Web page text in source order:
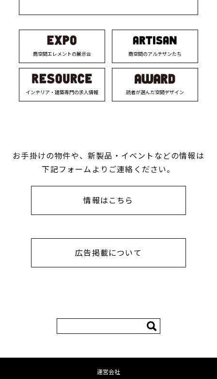
商空間エレメントの展示会 商空間のアルチザンたち
インテリア・建築専門の求人情報 読者が選んだ空間デザイン
お手掛けの物件や、新製品・イベントなどの情報は
下記フォームよりご連絡ください。
情報はこちら
広告掲載について
索:
運営会社